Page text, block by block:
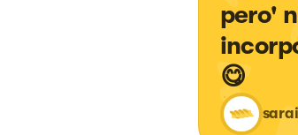
pero'
😋